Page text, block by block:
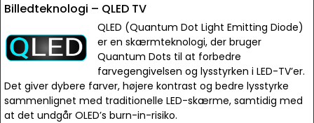
Billedteknologi – QLED TV
QLED (Quantum Dot Light Emitting Diode)
er en skærmteknologi, der bruger
Quantum Dots til at forbedre
farvegengivelsen og lysstyrken i LED-TV’er.
Det giver dybere farver, højere kontrast og bedre lysstyrke
sammenlignet med traditionelle LED-skærme, samtidig med
at det undgår OLED’s burn-in-risiko.